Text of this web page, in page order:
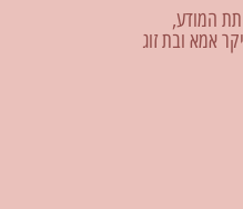
המודע,
אמא ובת זוג